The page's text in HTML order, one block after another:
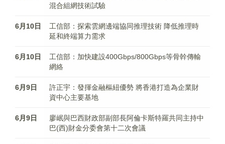
混合組網技術試驗
6月10日
工信部：探索雲網邊端協同推理技術 降低推理時
延和終端算力需求
6月10日
工信部：加快建設400Gbps/800Gbps等骨幹傳輸
網絡
6月9日
許正宇：發揮金融樞紐優勢 將香港打造為企業財
資中心主要基地
6月9日
廖岷與巴西財政部副部長阿倫卡斯特羅共同主持中
巴(西)財金分委會第十二次會議